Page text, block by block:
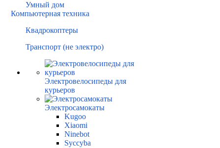
Умный дом
Компьютерная техника
Квадрокоптеры
Транспорт (не электро)
Электровелосипеды для
курьеров
Электросамокаты
Kugoo
Xiaomi
Ninebot
Syccyba